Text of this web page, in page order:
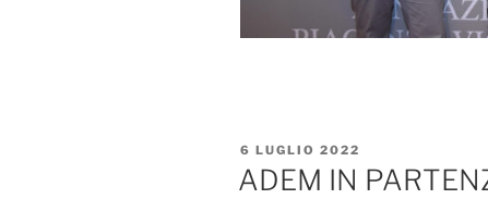
PUBBLICATO
IL
6 LUGLIO 2022
ADEM IN